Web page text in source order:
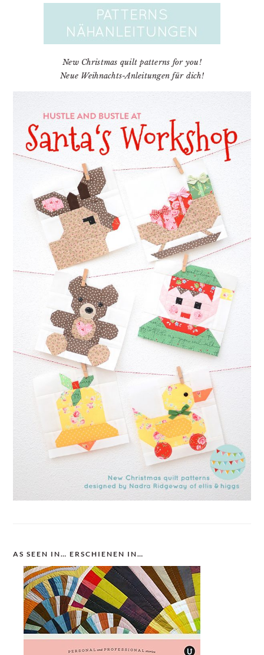
New Christmas quilt patterns for you!
Neue Weihnachts-Anleitungen für dich!
AS SEEN IN… ERSCHIENEN IN…